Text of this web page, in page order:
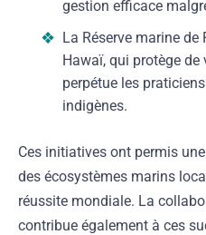
gestion efficace
La Réserve marine
Hawaï, qui protège
perpétue les
indigènes.
Ces initiatives ont permis
des écosystèmes marins
réussite mondiale. La
contribue également à ces